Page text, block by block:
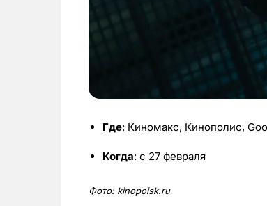
Где: Киномакс, Кинополис,
Когда: с 27 февраля
Фото: kinopoisk.ru